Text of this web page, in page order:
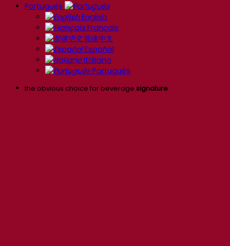
Português
English
Français
简体中文
Español
Italiano
Português
the obvious choice for beverage signature